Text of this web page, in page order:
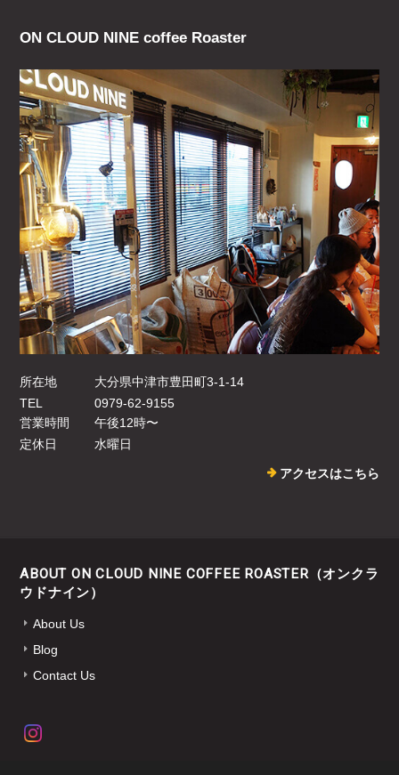
ON CLOUD NINE coffee Roaster
所在地
大分県中津市豊田町3-1-14
TEL
0979-62-9155
営業時間
午後12時〜
定休日
水曜日
アクセスはこちら
ABOUT ON CLOUD NINE COFFEE ROASTER（オンクラ
ウドナイン）
About Us
Blog
Contact Us